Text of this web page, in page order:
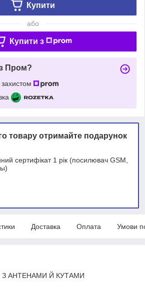
Купити
або
Купити з
Пром?
товару отримайте подарунок
сертифікат 1 рік (посилювач GSM,
Доставка Оплата Умови
АНТЕНАМИ Й КУТАМИ